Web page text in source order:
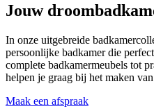
Jouw
In onze uitgebreide
persoonlijke badkamer die
complete badkamermeubels tot
helpen je graag bij het maken
Maak een afspraak